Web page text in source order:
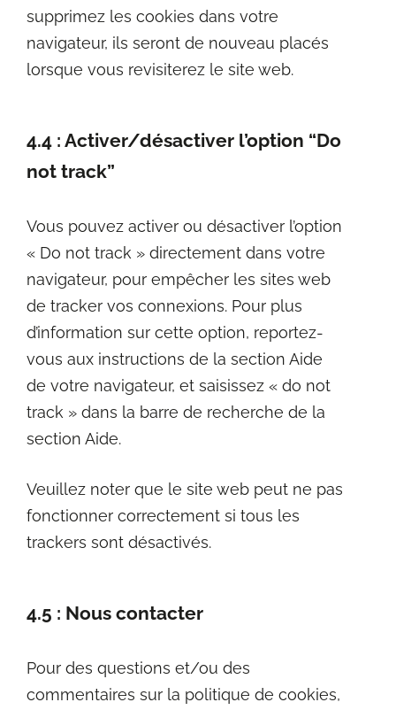
supprimez les cookies dans votre
navigateur, ils seront de nouveau placés
lorsque vous revisiterez le site web.
4.4 : Activer/désactiver l’option “Do
not track”
Vous pouvez activer ou désactiver l’option
« Do not track » directement dans votre
navigateur, pour empêcher les sites web
de tracker vos connexions. Pour plus
d’information sur cette option, reportez-
vous aux instructions de la section Aide
de votre navigateur, et saisissez « do not
track » dans la barre de recherche de la
section Aide.
Veuillez noter que le site web peut ne pas
fonctionner correctement si tous les
trackers sont désactivés.
4.5 : Nous contacter
Pour des questions et/ou des
commentaires sur la politique de cookies,